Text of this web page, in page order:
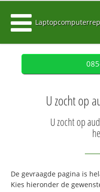
U zocht op
U zocht op
De gevraagde pagina is
Kies hieronder de